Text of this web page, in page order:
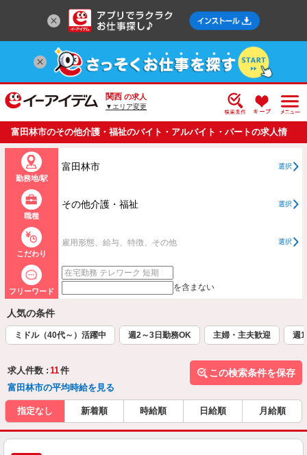
関西 の求人
▼エリア変更
富田林市のその他介護・福祉のバイト・アルバイト・パートの求人情
報一覧
勤務地/駅
富田林市 選択
職種
その他介護・福祉 選択
こだわり
雇用形態、給与、特徴、その他 選択
フリーワード を含まない
人気の条件
ミドル（40代～）活躍中 週2～3日勤務OK 主婦・主夫歓迎 週
求人件数 : 11件
富田林市の平均時給を見る
この検索条件を保存
指定なし 新着順 時給順 日給順 月給順